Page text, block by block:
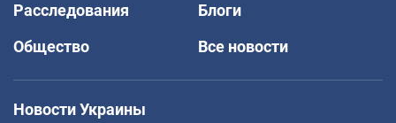
Расследования
Блоги
Общество
Все новости
Новости Украины